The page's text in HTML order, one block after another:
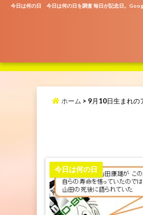
今日は何の日 今日は何の日を調査 毎日が記念日。
ホーム > 9月10日生まれの
今日は何の日